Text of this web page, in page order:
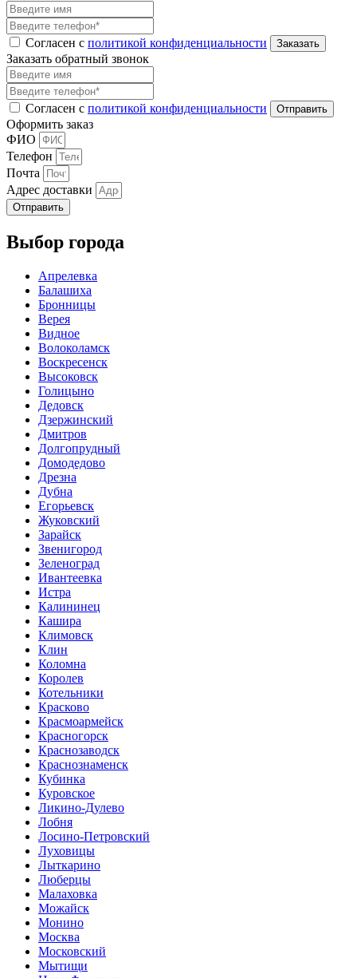
Согласен с политикой конфиденциальности
Заказать обратный звонок
Согласен с политикой конфиденциальности
Оформить заказ
ФИО
Телефон
Почта
Адрес доставки
Отправить
Выбор города
Апрелевка
Балашиха
Бронницы
Верея
Видное
Волоколамск
Воскресенск
Высоковск
Голицыно
Дедовск
Дзержинский
Дмитров
Долгопрудный
Домодедово
Дрезна
Дубна
Егорьевск
Жуковский
Зарайск
Звенигород
Зеленоград
Ивантеевка
Истра
Калининец
Кашира
Климовск
Клин
Коломна
Королев
Котельники
Красково
Красмоармейск
Красногорск
Краснозаводск
Краснознаменск
Кубинка
Куровское
Ликино-Дулево
Лобня
Лосино-Петровский
Луховицы
Лыткарино
Люберцы
Малаховка
Можайск
Монино
Москва
Московский
Мытищи